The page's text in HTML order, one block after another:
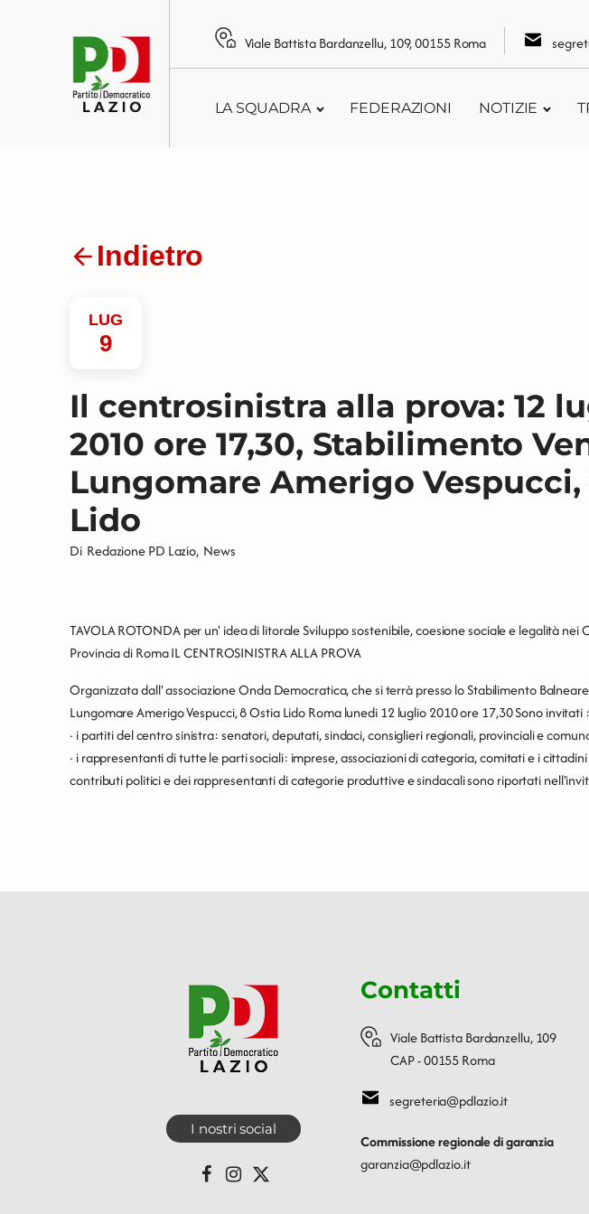
Viale Battista Bardanzellu, 109, 00155 Roma
LA SQUADRA FEDERAZIONI NOTIZIE
Indietro
LUG
9
Il centrosinistra alla prova: 12
2010 ore 17,30, Stabilimento
Lungomare Amerigo Vespucci,
Lido
Di Redazione PD Lazio, News
TAVOLA ROTONDA per un' idea di litorale Sviluppo sostenibile, coesione sociale e legalità nei
Provincia di Roma IL CENTROSINISTRA ALLA PROVA
Organizzata dall' associazione Onda Democratica, che si terrà presso lo Stabilimento
Lungomare Amerigo Vespucci, 8 Ostia Lido Roma lunedi 12 luglio 2010 ore 17,30 Sono invitati :
· i partiti del centro sinistra: senatori, deputati, sindaci, consiglieri regionali, provinciali e
· i rappresentanti di tutte le parti sociali: imprese, associazioni di categoria, comitati e i
contributi politici e dei rappresentanti di categorie produttive e sindacali sono riportati nell'
I nostri social
Contatti
Viale Battista Bardanzellu, 109
CAP - 00155 Roma
segreteria@pdlazio.it
Commissione regionale di garanzia
garanzia@pdlazio.it